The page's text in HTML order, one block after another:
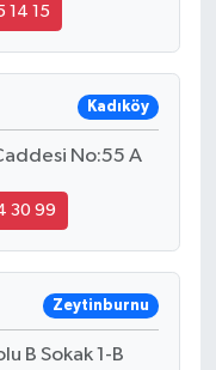
14 15
Kadıköy
No:55 A
30 99
Zeytinburnu
B Sokak 1-B